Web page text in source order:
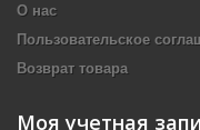
О нас
Пользовательское
Возврат товара
Моя учетная